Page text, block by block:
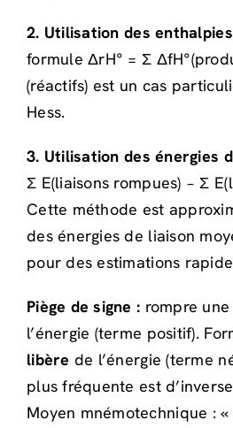
2. Utilisation des
formule ΔrH° = Σ
(réactifs) est un cas
Hess.
3. Utilisation des énergies
Σ E(liaisons rompues) − Σ
Cette méthode est
des énergies de liaison
pour des estimations
Piège de signe : rompre
l’énergie (terme positif).
libère de l’énergie (terme
plus fréquente est
Moyen mnémotechnique :